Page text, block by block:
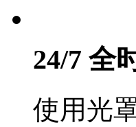
24/7 全
使用光